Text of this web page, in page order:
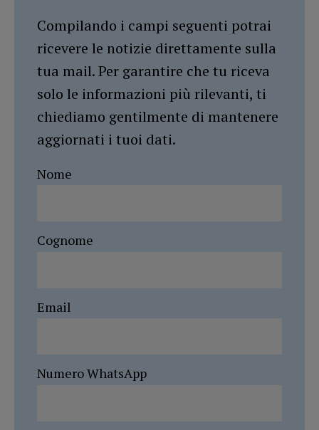
Compilando i campi seguenti potrai
ricevere le notizie direttamente sulla
tua mail. Per garantire che tu riceva
solo le informazioni più rilevanti, ti
chiediamo gentilmente di mantenere
aggiornati i tuoi dati.
Nome
Cognome
Email
Numero WhatsApp